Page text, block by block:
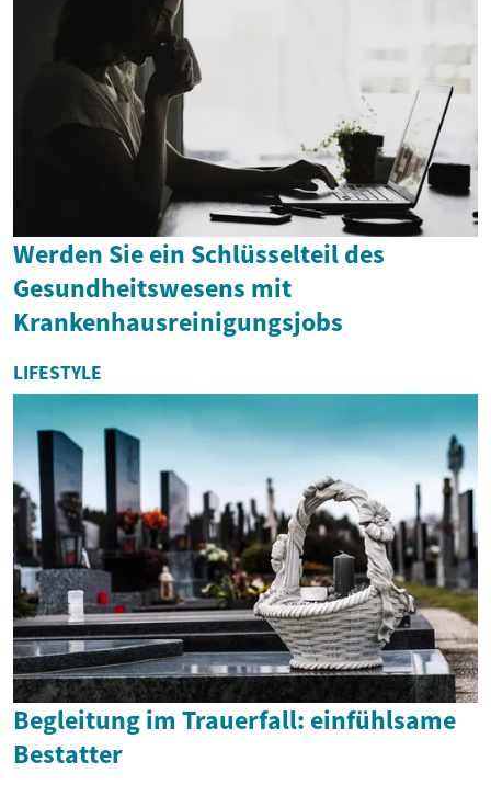
Werden Sie ein Schlüsselteil des
Gesundheitswesens mit
Krankenhausreinigungsjobs
LIFESTYLE
Begleitung im Trauerfall: einfühlsame
Bestatter